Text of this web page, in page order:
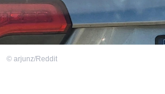
© arjunz/Reddit